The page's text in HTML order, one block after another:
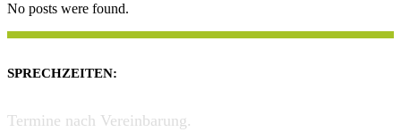
No posts were found.
SPRECHZEITEN:
Termine nach Vereinbarung.